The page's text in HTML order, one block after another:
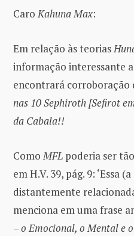
CaroKahuna Max:
Em relação às teorias
informação interessante
encontrará corroboração
nas 10 Sephiroth [Sefirot
da Cabala!!
ComoMFL poderia ser
em H.V. 39, pág. 9: ‘Essa (a
distantemente
menciona em uma frase
– o Emocional, o Mental e